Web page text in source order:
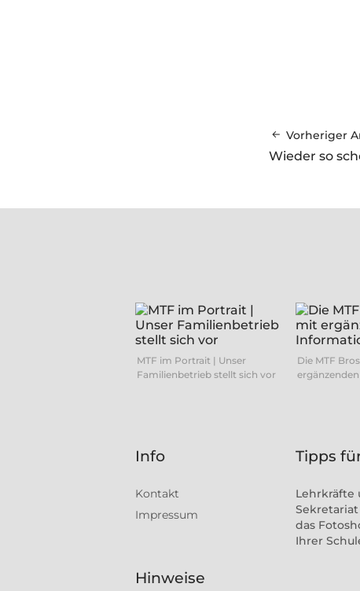
Vorheriger
Wieder so
MTF im Portrait | Unser
Familienbetrieb stellt sich vor
Info
Kontakt
Impressum
Hinweise
Die MTF
Tipps
Lehrkräfte
Sekretariat
das
Ihrer